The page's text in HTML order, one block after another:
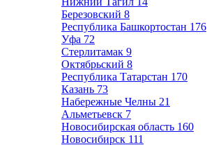
Березовский 8
Республика Башкортостан 176
Уфа 72
Стерлитамак 9
Октябрьский 8
Республика Татарстан 170
Казань 73
Набережные Челны 21
Альметьевск 7
Новосибирская область 160
Новосибирск 111